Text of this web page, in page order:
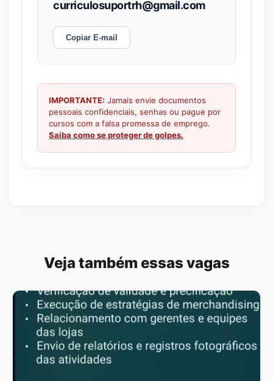
curriculosuportrh@gmail.com
Copiar E-mail
IMPORTANTE: Jamais envie documentos
pessoais confidenciais, senhas ou pague por
cursos com a falsa promessa de emprego.
Saiba como se proteger de golpes.
Veja também essas vagas